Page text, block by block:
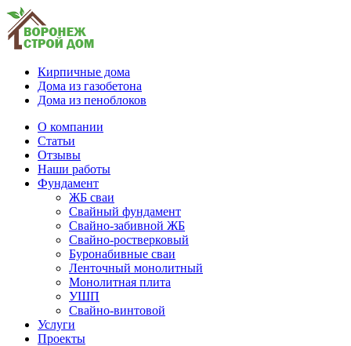
Кирпичные дома
Дома из газобетона
Дома из пеноблоков
О компании
Статьи
Отзывы
Наши работы
Фундамент
ЖБ сваи
Свайный фундамент
Свайно-забивной ЖБ
Свайно-ростверковый
Буронабивные сваи
Ленточный монолитный
Монолитная плита
УШП
Свайно-винтовой
Услуги
Проекты